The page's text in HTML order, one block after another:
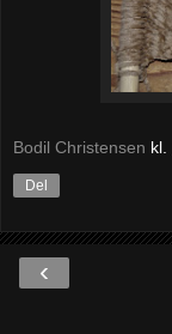
Bodil Christensen kl.
Del
‹